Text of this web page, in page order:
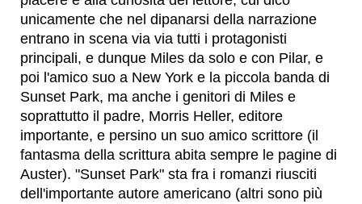
unicamente che nel dipanarsi della narrazione
entrano in scena via via tutti i protagonisti
principali, e dunque Miles da solo e con Pilar, e
poi l'amico suo a New York e la piccola banda di
Sunset Park, ma anche i genitori di Miles e
soprattutto il padre, Morris Heller, editore
importante, e persino un suo amico scrittore (il
fantasma della scrittura abita sempre le pagine di
Auster). "Sunset Park" sta fra i romanzi riusciti
dell'importante autore americano (altri sono più